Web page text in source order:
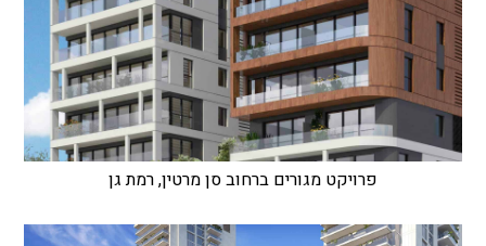
פרויקט מגורים ברחוב סן מרטין, רמת גן